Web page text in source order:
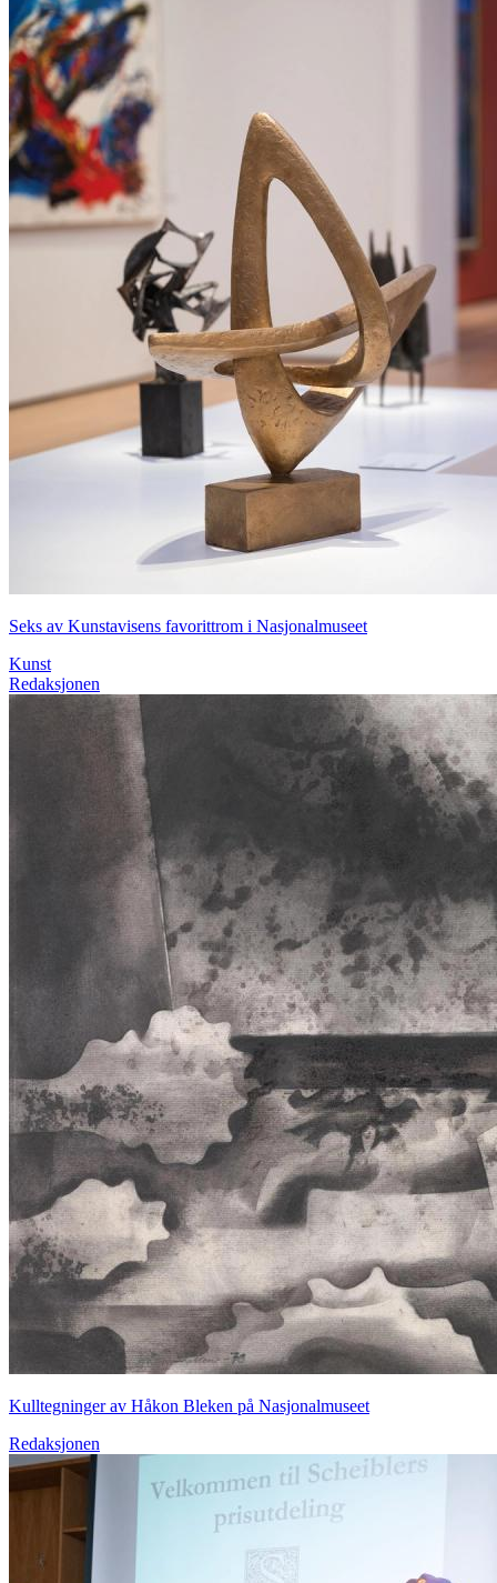
Seks av Kunstavisens favorittrom i Nasjonalmuseet
Kunst
Redaksjonen
Kulltegninger av Håkon Bleken på Nasjonalmuseet
Redaksjonen